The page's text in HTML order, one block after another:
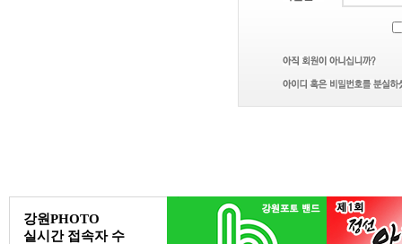
강원PHOTO
실시간 접속자 수